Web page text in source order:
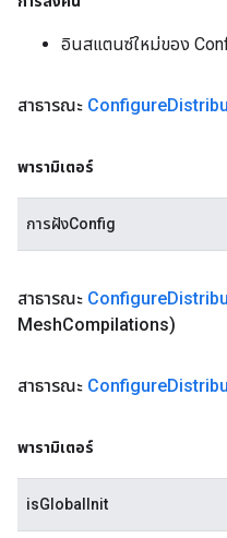
อินสแตนซ์ใหม่ของ
สาธารณะ Configure
พารามิเตอร์
การฝังConfig
สาธารณะ Configure
MeshCompilations)
สาธารณะ Configure
พารามิเตอร์
isGlobalInit